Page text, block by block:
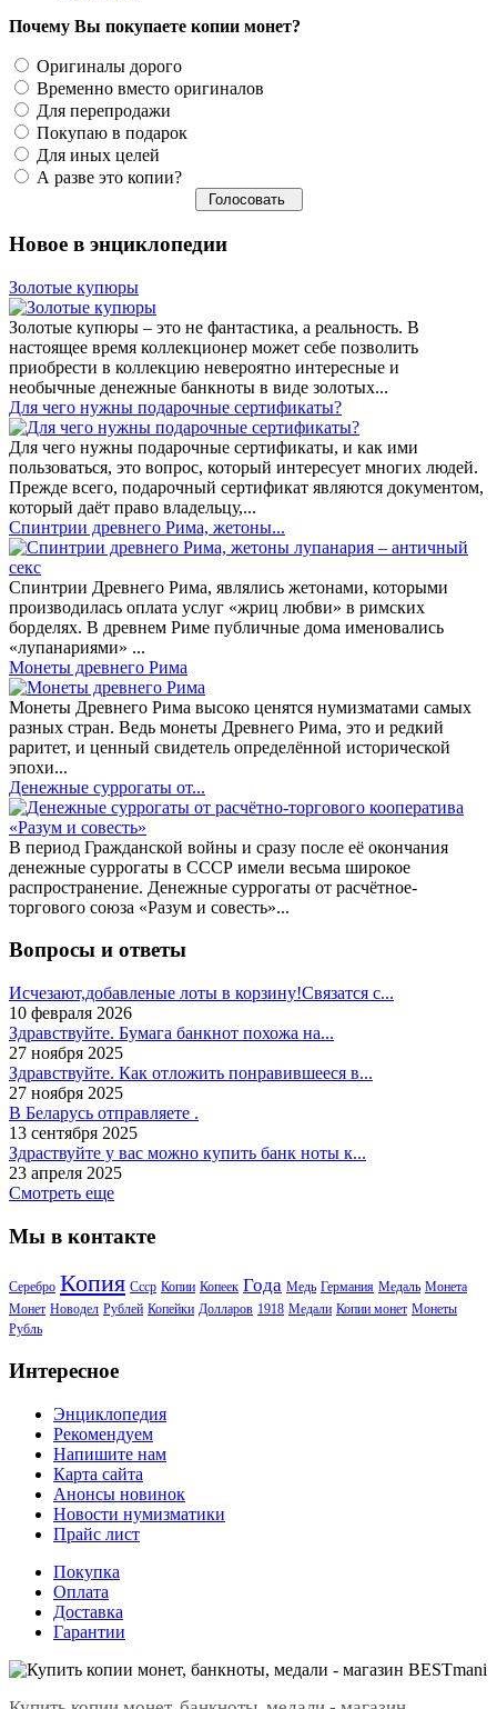
Почему Вы покупаете копии монет?
Оригиналы дорого
Временно вместо оригиналов
Для перепродажи
Покупаю в подарок
Для иных целей
А разве это копии?
Новое в энциклопедии
Золотые купюры
Золотые купюры – это не фантастика, а реальность. В
настоящее время коллекционер может себе позволить
приобрести в коллекцию невероятно интересные и
необычные денежные банкноты в виде золотых...
​Для чего нужны подарочные сертификаты?
Для чего нужны подарочные сертификаты, и как ими
пользоваться, это вопрос, который интересует многих людей.
Прежде всего, подарочный сертификат являются документом,
который даёт право владельцу,...
Спинтрии древнего Рима, жетоны...
Спинтрии Древнего Рима, являлись жетонами, которыми
производилась оплата услуг «жриц любви» в римских
борделях. В древнем Риме публичные дома именовались
«лупанариями» ...
Монеты древнего Рима
Монеты Древнего Рима высоко ценятся нумизматами самых
разных стран. Ведь монеты Древнего Рима, это и редкий
раритет, и ценный свидетель определённой исторической
эпохи...
Денежные суррогаты от...
В период Гражданской войны и сразу после её окончания
денежные суррогаты в СССР имели весьма широкое
распространение. Денежные суррогаты от расчётное-
торгового союза «Разум и совесть»...
Вопросы и ответы
Исчезают,добавленые лоты в корзину!Связатся с...
10 февраля 2026
Здравствуйте. Бумага банкнот похожа на...
27 ноября 2025
Здравствуйте. Как отложить понравившееся в...
27 ноября 2025
В Беларусь отправляете .
13 сентября 2025
Здраствуйте у вас можно купить банк ноты к...
23 апреля 2025
Смотреть еще
Мы в контакте
Серебро Копия Ссср Копии Копеек Года Медь Германия Медаль Монета
Монет Новодел Рублей Копейки Долларов 1918 Медали Копии монет Монеты
Рубль
Интересное
Энциклопедия
Рекомендуем
Напишите нам
Карта сайта
Анонсы новинок
Новости нумизматики
Прайс лист
Покупка
Оплата
Доставка
Гарантии